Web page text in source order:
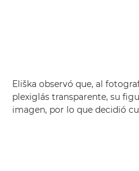
Eliška observó que, al
plexiglás transparente, su
imagen, por lo que decidió